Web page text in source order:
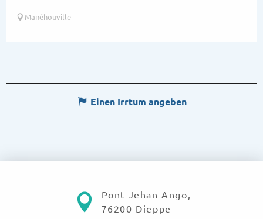
Manéhouville
Einen Irrtum angeben
Pont Jehan Ango,
76200 Dieppe